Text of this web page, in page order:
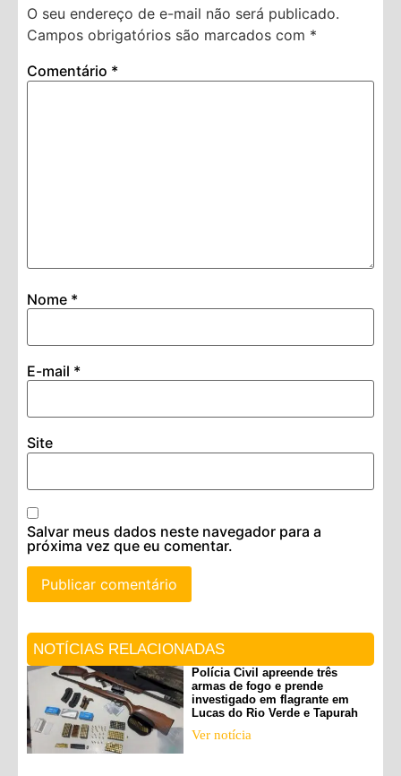
O seu endereço de e-mail não será publicado.
Campos obrigatórios são marcados com *
Comentário *
Nome *
E-mail *
Site
Salvar meus dados neste navegador para a
próxima vez que eu comentar.
NOTÍCIAS RELACIONADAS
Polícia Civil apreende três
armas de fogo e prende
investigado em flagrante em
Lucas do Rio Verde e Tapurah
Ver notícia